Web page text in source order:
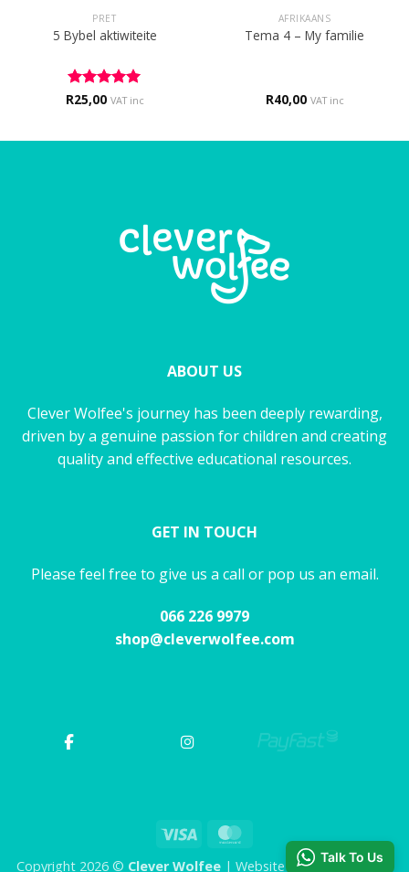
PRET
5 Bybel aktiwiteite
Rated 5
R25,00 VAT inc
AFRIKAANS
Tema 4 – My familie
R40,00 VAT inc
ABOUT US
Clever Wolfee's journey has been deeply rewarding,
driven by a genuine passion for children and creating
quality and effective educational resources.
GET IN TOUCH
Please feel free to give us a call or pop us an email.
066 226 9979
shop@cleverwolfee.com
Visa
Copyright 2026 © Clever Wolfee| Website by CHAOS Studio
Talk To Us